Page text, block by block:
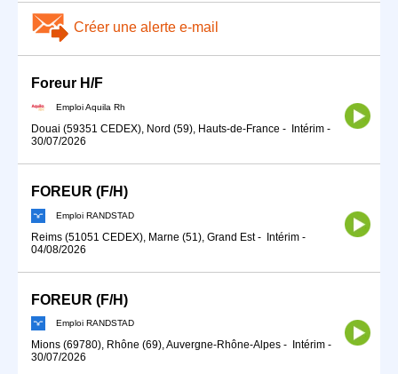
Créer une alerte e-mail
Foreur H/F
Emploi Aquila Rh
Douai (59351 CEDEX), Nord (59), Hauts-de-France - Intérim -
30/07/2026
FOREUR (F/H)
Emploi RANDSTAD
Reims (51051 CEDEX), Marne (51), Grand Est- Intérim -
04/08/2026
FOREUR (F/H)
Emploi RANDSTAD
Mions (69780), Rhône (69), Auvergne-Rhône-Alpes - Intérim -
30/07/2026